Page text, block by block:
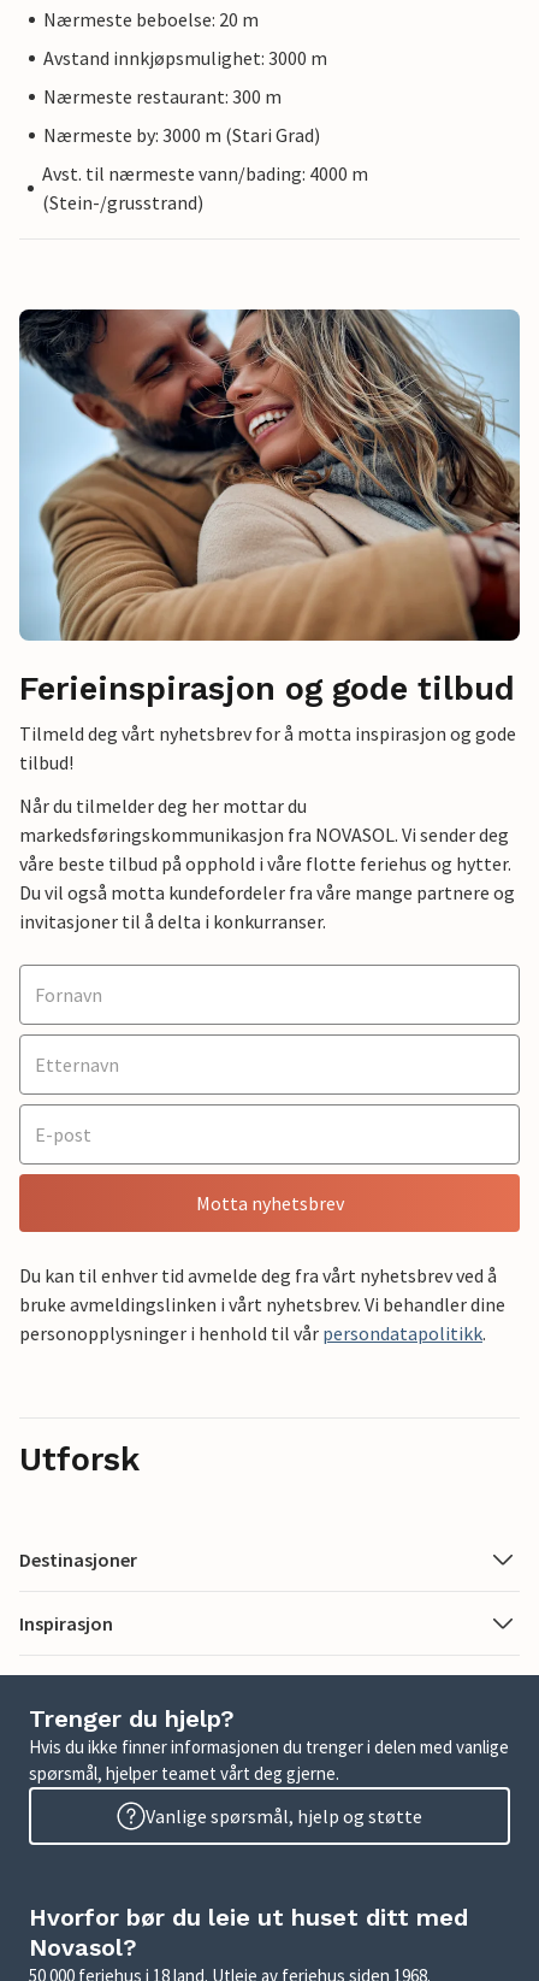
Nærmeste beboelse: 20 m
Avstand innkjøpsmulighet: 3000 m
Nærmeste restaurant: 300 m
Nærmeste by: 3000 m (Stari Grad)
Avst. til nærmeste vann/bading: 4000 m
(Stein-/grusstrand)
Ferieinspirasjon og gode tilbud
Tilmeld deg vårt nyhetsbrev for å motta inspirasjon og gode
tilbud!
Når du tilmelder deg her mottar du
markedsføringskommunikasjon fra NOVASOL. Vi sender deg
våre beste tilbud på opphold i våre flotte feriehus og hytter.
Du vil også motta kundefordeler fra våre mange partnere og
invitasjoner til å delta i konkurranser.
Motta nyhetsbrev
Du kan til enhver tid avmelde deg fra vårt nyhetsbrev ved å
bruke avmeldingslinken i vårt nyhetsbrev. Vi behandler dine
personopplysninger i henhold til vår persondatapolitikk.
Utforsk
Destinasjoner
Inspirasjon
Trenger du hjelp?
Hvis du ikke finner informasjonen du trenger i delen med vanlige
spørsmål, hjelper teamet vårt deg gjerne.
Vanlige spørsmål, hjelp og støtte
Hvorfor bør du leie ut huset ditt med
Novasol?
50 000 feriehus i 18 land. Utleie av feriehus siden 1968.